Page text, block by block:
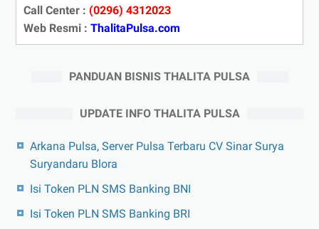
Call Center : (0296) 4312023
Web Resmi : ThalitaPulsa.com
PANDUAN BISNIS THALITA PULSA
UPDATE INFO THALITA PULSA
Arkana Pulsa, Server Pulsa Terbaru CV Sinar Surya
Suryandaru Blora
Isi Token PLN SMS Banking BNI
Isi Token PLN SMS Banking BRI